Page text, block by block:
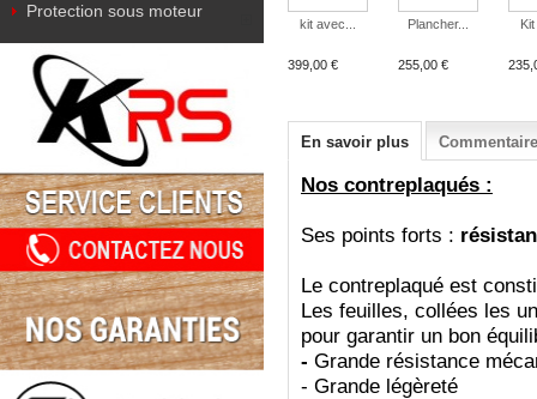
Protection sous moteur
kit avec...
399,00 €
Plancher...
255,00 €
En savoir plus
Nos contreplaqués :
Ses points forts :
Le contreplaqué est
Les feuilles, collées les
pour garantir un bon
- Grande résistance
- Grande légèreté